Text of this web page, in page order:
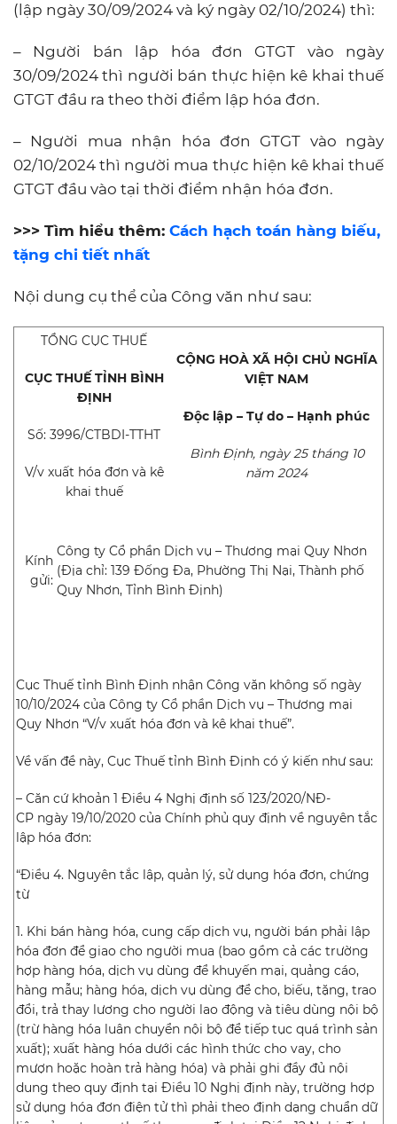
(lập ngày 30/09/2024 và ký ngày 02/10/2024) thì:
– Người bán lập hóa đơn GTGT vào ngày
30/09/2024 thì người bán thực hiện kê khai thuế
GTGT đầu ra theo thời điểm lập hóa đơn.
– Người mua nhận hóa đơn GTGT vào ngày
02/10/2024 thì người mua thực hiện kê khai thuế
GTGT đầu vào tại thời điểm nhận hóa đơn.
>>> Tìm hiểu thêm: Cách hạch toán hàng biếu,
tặng chi tiết nhất
Nội dung cụ thể của Công văn như sau:
TỔNG CỤC THUẾ
CỤC THUẾ TỈNH BÌNH
ĐỊNH
Số: 3996/CTBDI-TTHT
V/v xuất hóa đơn và kê
khai thuế
CỘNG HOÀ XÃ HỘI CHỦ NGHĨA
VIỆT NAM
Độc lập – Tự do – Hạnh phúc
Bình Định, ngày 25 tháng 10
năm 2024
Kính
gửi:
Công ty Cổ phần Dịch vụ – Thương mại Quy Nhơn
(Địa chỉ: 139 Đống Đa, Phường Thị Nại, Thành phố
Quy Nhơn, Tỉnh Bình Định)
Cục Thuế tỉnh Bình Định nhận Công văn không số ngày
10/10/2024 của Công ty Cổ phần Dịch vụ – Thương mại
Quy Nhơn “V/v xuất hóa đơn và kê khai thuế”.
Về vấn đề này, Cục Thuế tỉnh Bình Định có ý kiến như sau:
– Căn cứ khoản 1 Điều 4 Nghị định số 123/2020/NĐ-
CP ngày 19/10/2020 của Chính phủ quy định về nguyên tắc
lập hóa đơn:
“Điều 4. Nguyên tắc lập, quản lý, sử dụng hóa đơn, chứng
từ
1. Khi bán hàng hóa, cung cấp dịch vụ, người bán phải lập
hóa đơn để giao cho người mua (bao gồm cả các trường
hợp hàng hóa, dịch vụ dùng để khuyến mại, quảng cáo,
hàng mẫu; hàng hóa, dịch vụ dùng để cho, biếu, tặng, trao
đổi, trả thay lương cho người lao động và tiêu dùng nội bộ
(trừ hàng hóa luân chuyển nội bộ để tiếp tục quá trình sản
xuất); xuất hàng hóa dưới các hình thức cho vay, cho
mượn hoặc hoàn trả hàng hóa) và phải ghi đầy đủ nội
dung theo quy định tại Điều 10 Nghị định này, trường hợp
sử dụng hóa đơn điện tử thì phải theo định dạng chuẩn dữ